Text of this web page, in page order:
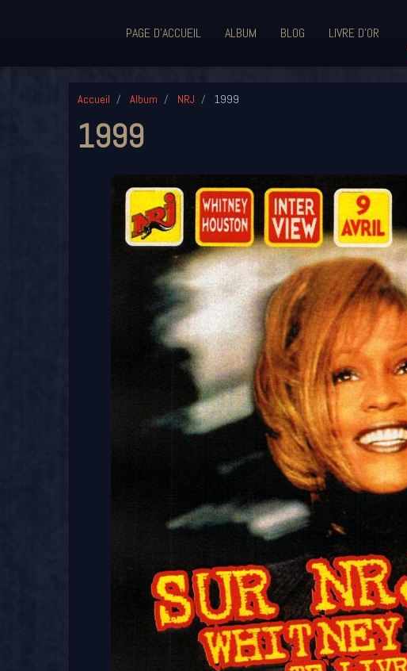
PAGE D'ACCUEIL ALBUM BLOG LIVRE D'OR
Accueil Album NRJ 1999
1999